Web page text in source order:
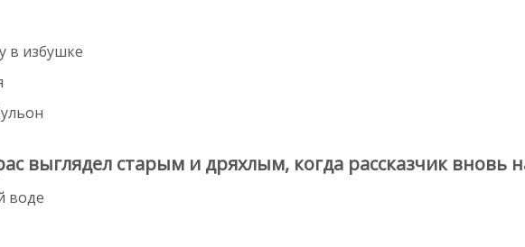
в избушке
выглядел старым и дряхлым, когда рассказчик вновь
воде